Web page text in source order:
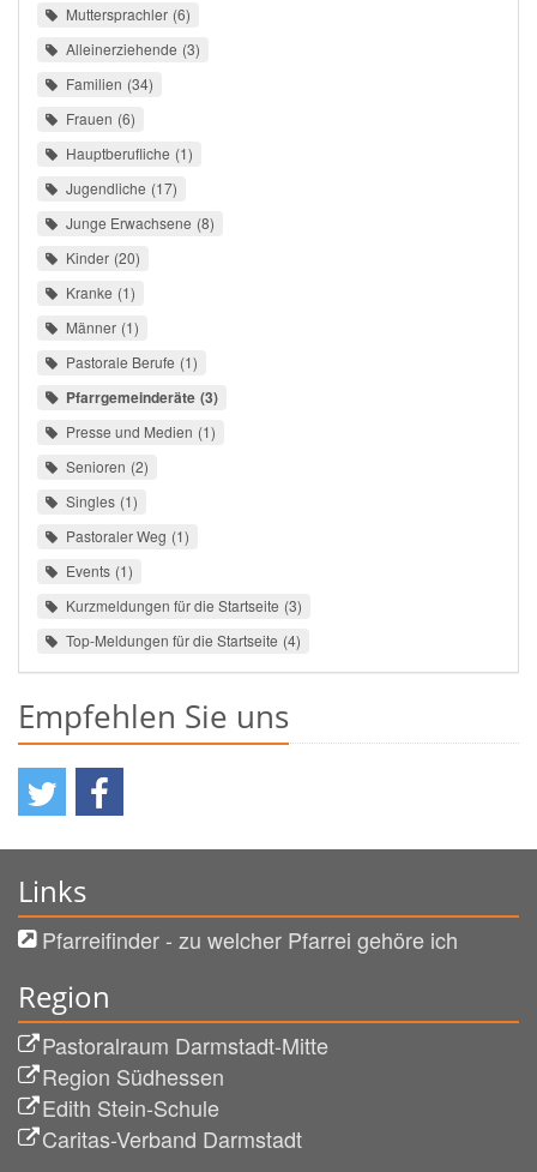
Muttersprachler 6
Alleinerziehende 3
Familien 34
Frauen 6
Hauptberufliche 1
Jugendliche 17
Junge Erwachsene 8
Kinder 20
Kranke 1
Männer 1
Pastorale Berufe 1
Pfarrgemeinderäte 3
Presse und Medien 1
Senioren 2
Singles 1
Pastoraler Weg 1
Events 1
Kurzmeldungen für die Startseite 3
Top-Meldungen für die Startseite 4
Empfehlen Sie uns
Links
Pfarreifinder - zu welcher Pfarrei gehöre ich
Region
Pastoralraum Darmstadt-Mitte
Region Südhessen
Edith Stein-Schule
Caritas-Verband Darmstadt